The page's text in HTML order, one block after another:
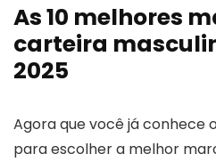
As 10 melhores
carteira
2025
Agora que você já conhece
para escolher a melhor